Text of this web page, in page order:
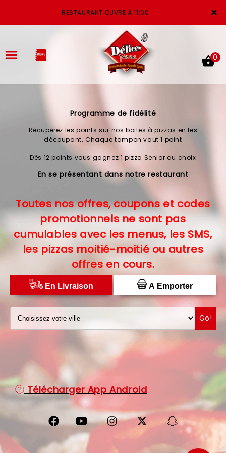
×
RESTAURANT OUVRE À 11:00
LA CARTE
VOTRE COMPTE
VOS AVIS
MENTIONS LÉGALES
C.G.V
PROTECTION DES DONNÉES
DISTRIBUTEUR DE PIZZAS
0
Programme de fidélité
Récupérez les points sur nos boites à pizzas en les
découpant. Chaque tampon vaut 1 point
Dès 12 points vous gagnez 1 pizza Senior au choix
En se présentant dans notre restaurant
Toutes nos offres, coupons et codes
promotionnels ne sont pas
cumulables avec les menus, les SMS,
les pizzas moitié-moitié ou autres
offres en cours.
En Livraison A Emporter
Go!
Télécharger App Android